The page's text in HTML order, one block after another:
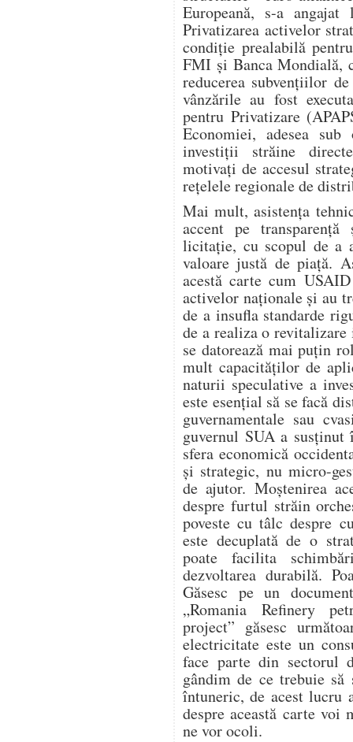
Europeană, s-a
Privatizarea activelor
condiție prealabilă
FMI și Banca Mondială,
reducerea subvențiilor
vânzările au fost
pentru Privatizare
Economiei, adesea
investiții străine
motivați de accesul
rețelele regionale de
Mai mult, asistența
accent pe
licitație, cu scopul de a
valoare justă de piață.
acestă carte cum
activelor naționale și au
de a insufla standarde
de a realiza o
se datorează mai puțin
mult capacităților de
naturii speculative a
este esențial să se facă
guvernamentale sau
guvernul SUA a susținut
sfera economică
și strategic, nu micro-
de ajutor. Moștenirea
despre furtul străin
poveste cu tâlc despre
este decuplată de o
poate facilita
dezvoltarea durabilă.
Găsesc pe un
„Romania Refinery
project” găsesc
electricitate este un
face parte din sectorul
gândim de ce trebuie
întuneric, de acest lucru
despre această carte voi
ne vor ocoli.